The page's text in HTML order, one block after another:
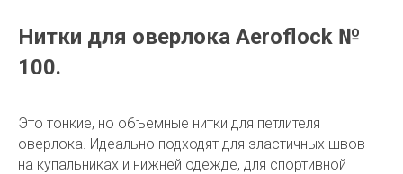
Нитки для оверлока Aeroflock №
100.
Это тонкие, но объемные нитки для петлителя
оверлока. Идеально подходят для эластичных швов
на купальниках и нижней одежде, для спортивной